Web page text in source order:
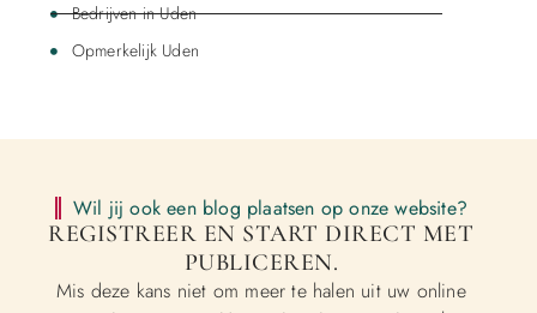
Bedrijven in Uden
Opmerkelijk Uden
Wil jij ook een blog plaatsen op onze website?
REGISTREER EN START DIRECT MET
PUBLICEREN.
Mis deze kans niet om meer te halen uit uw online